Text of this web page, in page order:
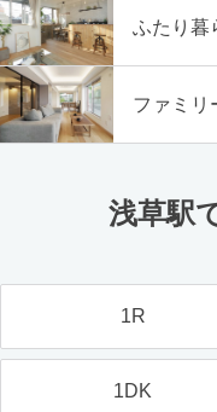
ふたり暮
ファミリ
浅草駅
1R
1DK